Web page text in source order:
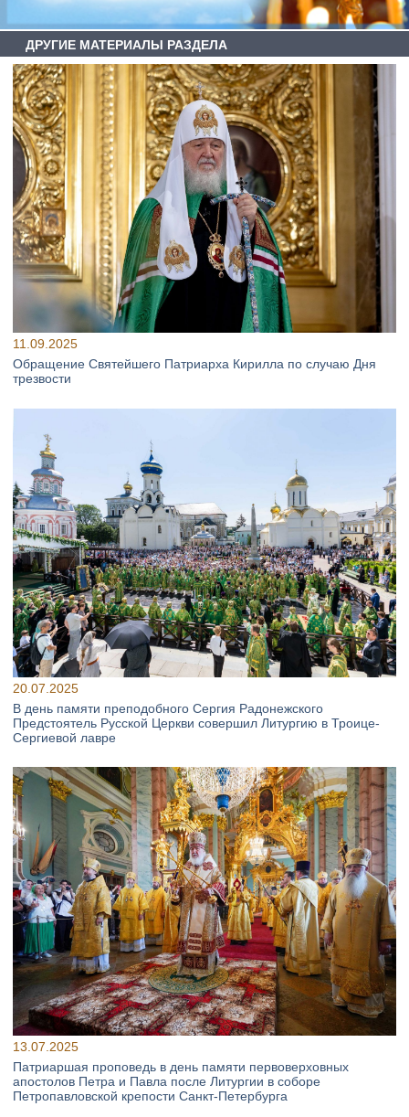
ДРУГИЕ МАТЕРИАЛЫ РАЗДЕЛА
11.09.2025
Обращение Святейшего Патриарха Кирилла по случаю Дня
трезвости
20.07.2025
В день памяти преподобного Сергия Радонежского
Предстоятель Русской Церкви совершил Литургию в Троице-
Сергиевой лавре
13.07.2025
Патриаршая проповедь в день памяти первоверховных
апостолов Петра и Павла после Литургии в соборе
Петропавловской крепости Санкт-Петербурга